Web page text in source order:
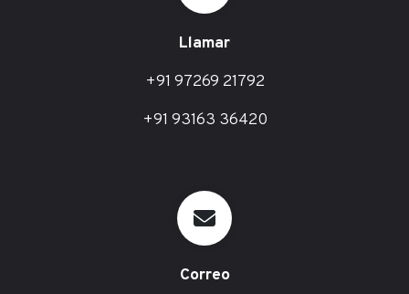
Llamar
+91 97269 21792
+91 93163 36420
Correo